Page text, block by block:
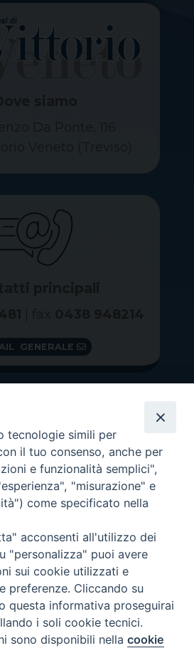
GENERALE
PER IL TUO AIUTO
per la Diocesi
di Vittorio Veneto-Privacy
Policy
Preferenze Cookie
tecnologie simili per
il tuo consenso, anche per
e funzionalità semplici",
"misurazione" e
come specificato nella
acconsenti all'utilizzo dei
"personalizza" puoi avere
sui cookie utilizzati e
preferenze. Cliccando su
questa informativa proseguirai
i soli cookie tecnici.
sono disponibili nellacookie